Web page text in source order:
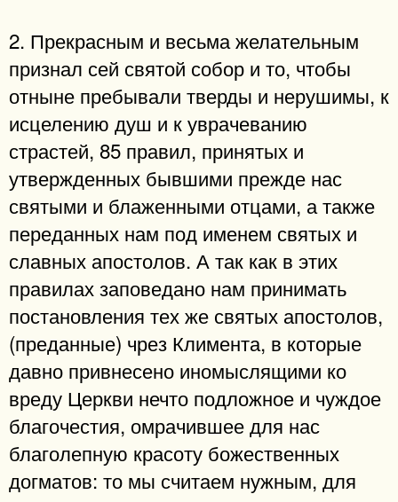
2. Прекрасным и весьма желательным
признал сей святой собор и то, чтобы
отныне пребывали тверды и нерушимы, к
исцелению душ и к уврачеванию
страстей, 85 правил, принятых и
утвержденных бывшими прежде нас
святыми и блаженными отцами, а также
переданных нам под именем святых и
славных апостолов. А так как в этих
правилах заповедано нам принимать
постановления тех же святых апостолов,
(преданные) чрез Климента, в которые
давно привнесено иномыслящими ко
вреду Церкви нечто подложное и чуждое
благочестия, омрачившее для нас
благолепную красоту божественных
догматов: то мы считаем нужным, для